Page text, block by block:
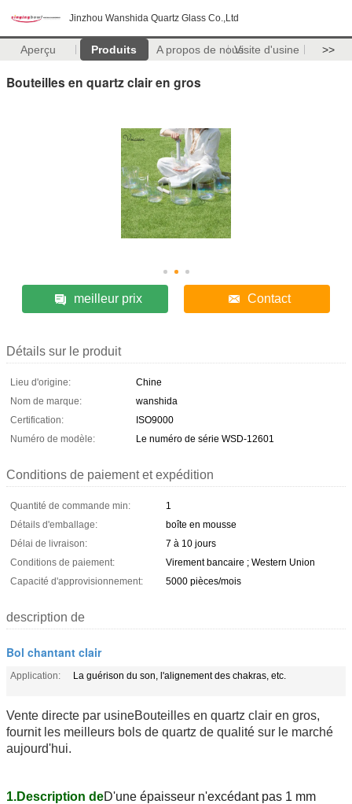
Jinzhou Wanshida Quartz Glass Co.,Ltd
Aperçu Produits A propos de nousVisite d'usine >>
Bouteilles en quartz clair en gros
meilleur prix Contact
Détails sur le produit
Lieu d'origine:
Chine
Nom de marque:
wanshida
Certification:
ISO9000
Numéro de modèle:
Le numéro de série WSD-12601
Conditions de paiement et expédition
Quantité de commande min:
1
Détails d'emballage:
boîte en mousse
Délai de livraison:
7 à 10 jours
Conditions de paiement:
Virement bancaire ; Western Union
Capacité d'approvisionnement:
5000 pièces/mois
description de
Bol chantant clair
Application: La guérison du son, l'alignement des chakras, etc.
Vente directe par usineBouteilles en quartz clair en gros,
fournit les meilleurs bols de quartz de qualité sur le marché
aujourd'hui.
1.Description deD'une épaisseur n'excédant pas 1 mm